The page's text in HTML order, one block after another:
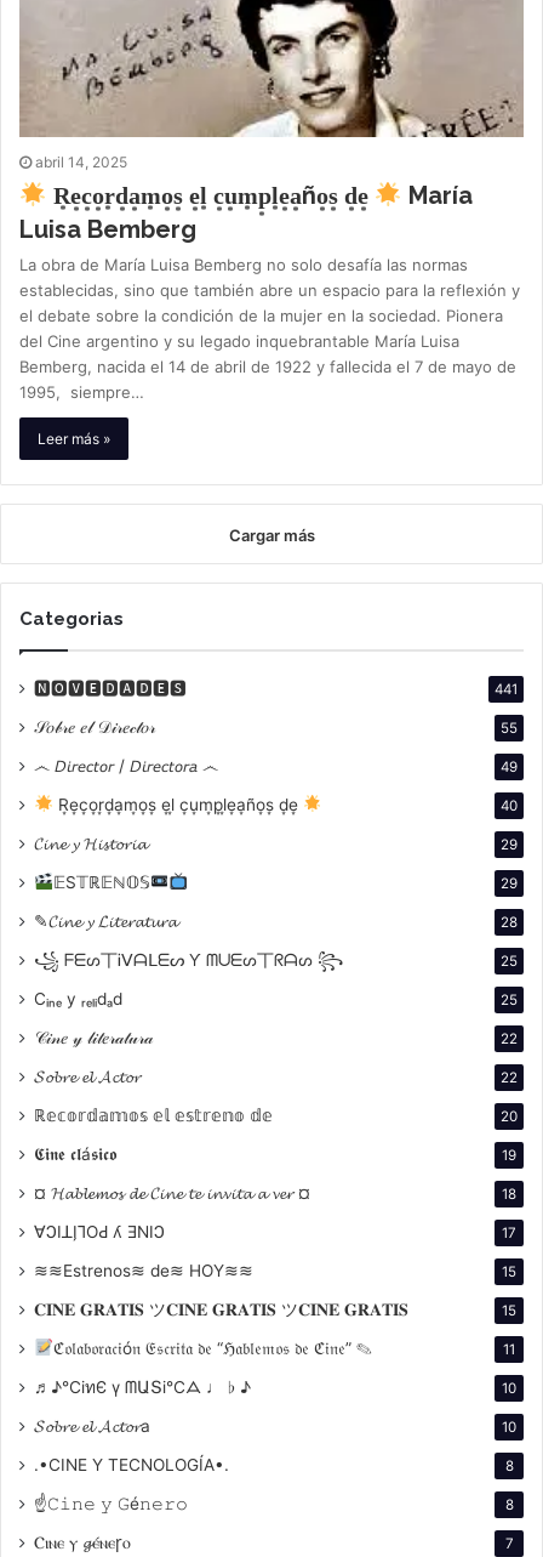
abril 14, 2025
R͙e͙c͙o͙r͙d͙a͙m͙o͙s͙ e͙l͙ c͙u͙m͙p͙l͙e͙a͙ño͙s͙ d͙e͙
María
Luisa Bemberg
La obra de María Luisa Bemberg no solo desafía las normas
establecidas, sino que también abre un espacio para la reflexión y
el debate sobre la condición de la mujer en la sociedad. Pionera
del Cine argentino y su legado inquebrantable María Luisa
Bemberg, nacida el 14 de abril de 1922 y fallecida el 7 de mayo de
1995, siempre…
Leer más »
Cargar más
Categorias
🅽🅾🆅🅴🅳🅰🅳🅴🆂 441
𝒮𝑜𝒷𝓇𝑒 𝑒𝓁 𝒟𝒾𝓇𝑒𝒸𝓉𝑜𝓇 55
෴ 𝘋𝘪𝘳𝘦𝘤𝘵𝘰𝘳 / 𝘋𝘪𝘳𝘦𝘤𝘵𝘰𝘳𝘢 ෴ 49
R͙e͙c͙o͙r͙d͙a͙m͙o͙s͙ e͙l͙ c͙u͙m͙p͙l͙e͙a͙ño͙s͙ d͙e͙ 40
𝓒𝓲𝓷𝓮 𝔂 𝓗𝓲𝓼𝓽𝓸𝓻𝓲𝓪 29
𝔼S𝕋ℝ𝔼ℕ𝕆𝕊 29
✎𝓒𝓲𝓷𝓮 𝔂 𝓛𝓲𝓽𝓮𝓻𝓪𝓽𝓾𝓻𝓪 28
꧁ ᖴᗴᔕ丅Ꭵᐯᗩᒪᗴᔕ Ƴ ᗰᑌᗴᔕ丅ᖇᗩᔕ ꧂ 25
Cᵢₙₑ y ᵣₑₗᵢdₐd 25
𝒞𝒾𝓃𝑒 𝓎 𝓁𝒾𝓉𝑒𝓇𝒶𝓉𝓊𝓇𝒶 22
𝓢𝓸𝓫𝓻𝓮 𝓮𝓵 𝓐𝓬𝓽𝓸𝓻 22
ℝ𝕖𝕔𝕠𝕣𝕕𝕒𝕞𝕠𝕤 𝕖𝕝 𝕖𝕤𝕥𝕣𝕖𝕟𝕠 𝕕𝕖 20
𝕮𝖎𝖓𝖊 𝖈𝖑á𝖘𝖎𝖈𝖔 19
¤ 𝓗𝓪𝓫𝓵𝓮𝓶𝓸𝓼 𝓭𝓮 𝓒𝓲𝓷𝓮 𝓽𝓮 𝓲𝓷𝓿𝓲𝓽𝓪 𝓪 𝓿𝓮𝓻 ¤ 18
∀ϽIꓕI̗⅂OԀ ʎ ƎNIϽ 17
≋≋Estrenos≋ de≋ HOY≋≋ 15
𝐂𝐈𝐍𝐄 𝐆𝐑𝐀𝐓𝐈𝐒 ツ𝐂𝐈𝐍𝐄 𝐆𝐑𝐀𝐓𝐈𝐒 ツ𝐂𝐈𝐍𝐄 𝐆𝐑𝐀𝐓𝐈𝐒 15
ℭ𝔬𝔩𝔞𝔟𝔬𝔯𝔞𝔠𝔦ó𝔫 𝔈𝔰𝔠𝔯𝔦𝔱𝔞 𝔡𝔢 “ℌ𝔞𝔟𝔩𝔢𝔪𝔬𝔰 𝔡𝔢 ℭ𝔦𝔫𝔢” ✎ 11
♬♪℃іทЄ ү ᗰԱՏі℃ᗋ ♩ ♭ ♪ 10
𝓢𝓸𝓫𝓻𝓮 𝓮𝓵 𝓐𝓬𝓽𝓸𝓻a 10
.•CINE Y TECNOLOGÍA•. 8
☝𝙲𝚒𝚗𝚎 𝚢 𝙶é𝚗𝚎𝚛𝚘 8
Ⲥⲓⲛⲉ ⲩ 𝓰ⲉ́ⲛⲉꞅⲟ 7